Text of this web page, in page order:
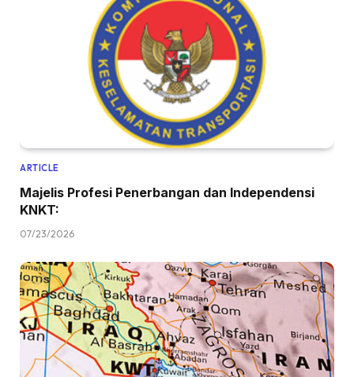
ARTICLE
Majelis Profesi Penerbangan dan Independensi
KNKT:
07/23/2026